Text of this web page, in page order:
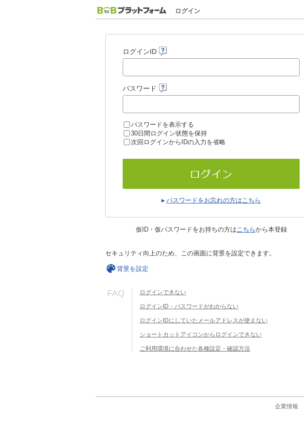
ログイン
ログインID
パスワード
パスワードを表示する
30日間ログイン状態を保持
次回ログインからIDの入力を省略
パスワードをお忘れの方はこちら
仮ID・仮パスワードをお持ちの方はこちらから本登録
セキュリティ向上のため、この画面に背景を設定できます。
背景を設定
FAQ ログインできない
ログインID・パスワードがわからない
ログインIDにしていたメールアドレスが使えない
ショートカットアイコンからログインできない
ご利用環境に合わせた各種設定・確認方法
企業情報